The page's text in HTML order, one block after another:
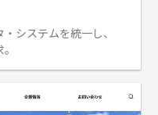
システムを統一し、